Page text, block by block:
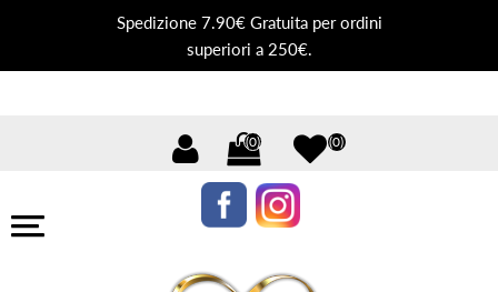
Spedizione 7.90€ Gratuita per ordini
superiori a 250€.
(0) (0)